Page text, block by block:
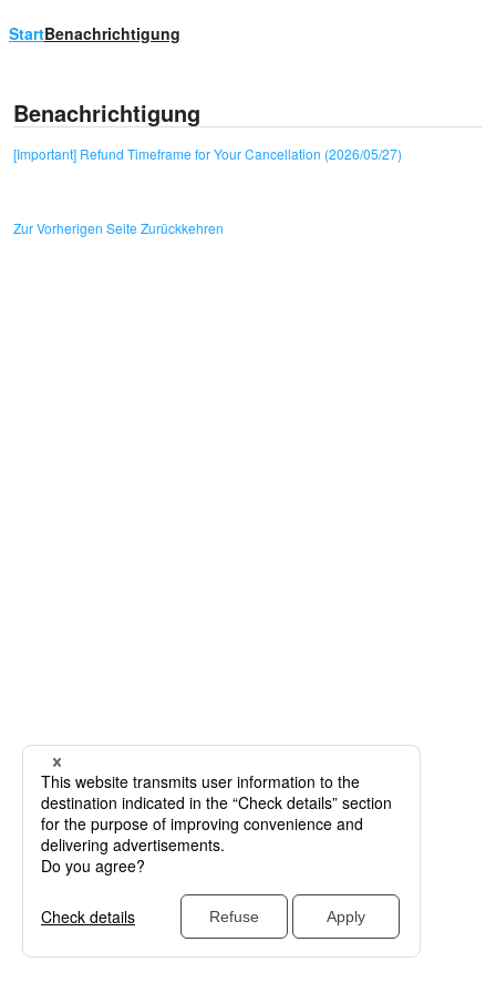
StartBenachrichtigung
Benachrichtigung
[Important] Refund Timeframe for Your Cancellation (2026/05/27)
Zur Vorherigen Seite Zurückkehren